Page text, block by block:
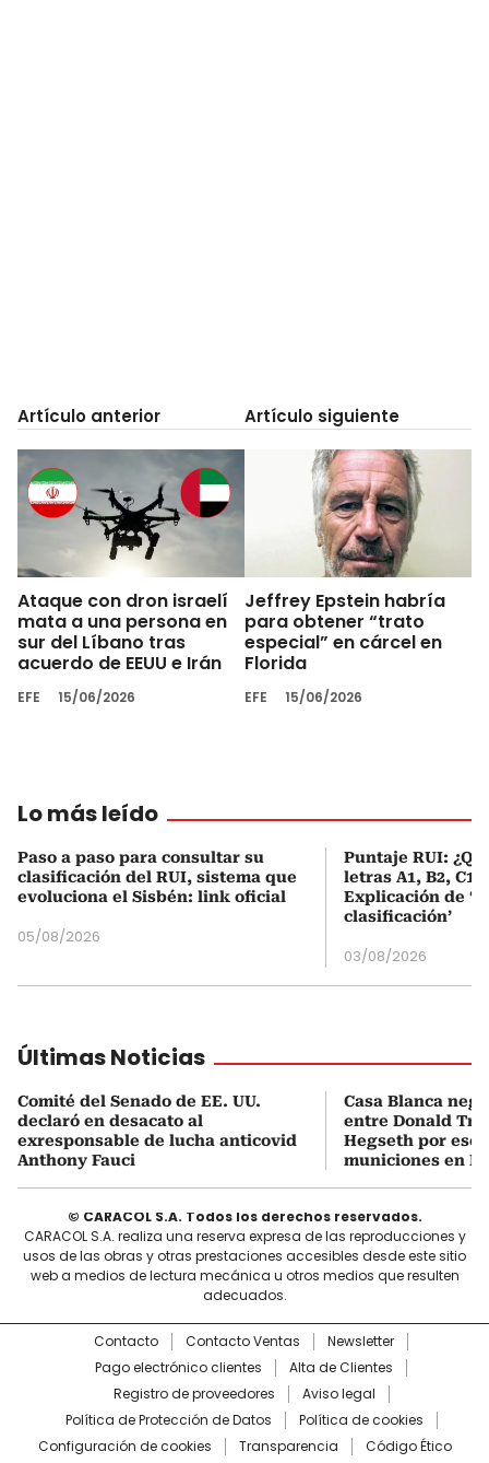
Artículo anterior
Ataque con dron israelí
mata a una persona en
sur del Líbano tras
acuerdo de EEUU e Irán
EFE 15/06/2026
Artículo siguiente
Jeffrey Epstein habría
para obtener “trato
especial” en cárcel en
Florida
EFE 15/06/2026
Lo más leído
Paso a paso para consultar su
clasificación del RUI, sistema que
evoluciona el Sisbén: link oficial
05/08/2026
Puntaje RUI:
letras A1, B2, C1
Explicación de
clasificación’
03/08/2026
Últimas Noticias
Comité del Senado de EE. UU.
declaró en desacato al
exresponsable de lucha anticovid
Anthony Fauci
Casa Blanca
entre Donald
Hegseth por
municiones en
© CARACOL S.A. Todos los derechos reservados.
CARACOL S.A. realiza una reserva expresa de las reproducciones y
usos de las obras y otras prestaciones accesibles desde este sitio
web a medios de lectura mecánica u otros medios que resulten
adecuados.
Contacto Contacto Ventas
Newsletter
Pago electrónico clientes
Alta de Clientes
Registro de proveedores
Aviso legal
Política de Protección de Datos
Política de cookies
Configuración de cookies
Transparencia Código Ético